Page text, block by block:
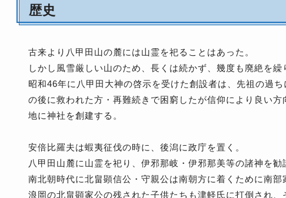
歴史
古来より八甲田山の麓には山霊を祀ることはあった。
しかし風雪厳しい山のため、長くは続かず、幾度も廃絶を繰
昭和46年に八甲田大神の啓示を受けた創設者は、先祖の過
の後に救われた方・再難続きで困窮したが信仰により良い
地に神社を創建する。
安倍比羅夫は蝦夷征伐の時に、後潟に政庁を置く。
八甲田山麓に山霊を祀り、伊邪那岐・伊邪那美等の諸神を勧
南北朝時代に北畠顕信公・守親公は南朝方に着くために南
浪岡の北畠顕家公の残された子供たちも津軽氏に打倒され、